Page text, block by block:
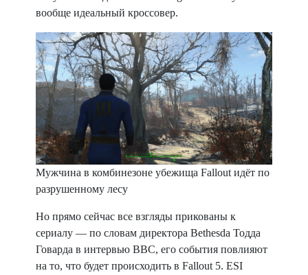
вообще идеальный кроссовер.
Мужчина в комбинезоне убежища Fallout идёт по
разрушенному лесу
Но прямо сейчас все взгляды прикованы к
сериалу — по словам директора Bethesda Тодда
Говарда в интервью BBC, его события повлияют
на то, что будет происходить в Fallout 5. ESI